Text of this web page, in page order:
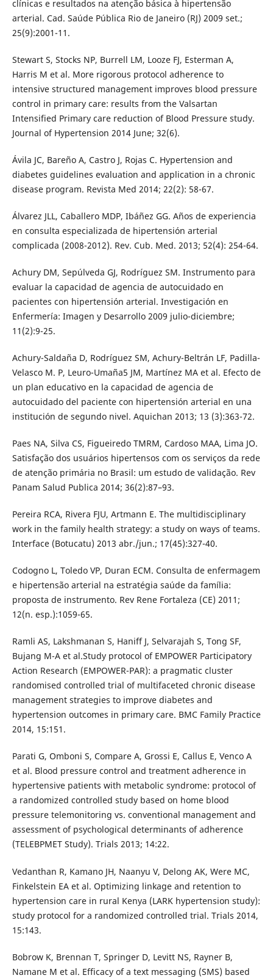
clínicas e resultados na atenção básica à hipertensão
arterial. Cad. Saúde Pública Rio de Janeiro (RJ) 2009 set.;
25(9):2001-11.
Stewart S, Stocks NP, Burrell LM, Looze FJ, Esterman A,
Harris M et al. More rigorous protocol adherence to
intensive structured management improves blood pressure
control in primary care: results from the Valsartan
Intensified Primary care reduction of Blood Pressure study.
Journal of Hypertension 2014 June; 32(6).
Ávila JC, Bareño A, Castro J, Rojas C. Hypertension and
diabetes guidelines evaluation and application in a chronic
disease program. Revista Med 2014; 22(2): 58-67.
Álvarez JLL, Caballero MDP, Ibáñez GG. Años de experiencia
en consulta especializada de hipertensión arterial
complicada (2008-2012). Rev. Cub. Med. 2013; 52(4): 254-64.
Achury DM, Sepúlveda GJ, Rodríguez SM. Instrumento para
evaluar la capacidad de agencia de autocuidado en
pacientes con hipertensión arterial. Investigación en
Enfermería: Imagen y Desarrollo 2009 julio-diciembre;
11(2):9-25.
Achury-Saldaña D, Rodríguez SM, Achury-Beltrán LF, Padilla-
Velasco M. P, Leuro-Umaña5 JM, Martínez MA et al. Efecto de
un plan educativo en la capacidad de agencia de
autocuidado del paciente con hipertensión arterial en una
institución de segundo nivel. Aquichan 2013; 13 (3):363-72.
Paes NA, Silva CS, Figueiredo TMRM, Cardoso MAA, Lima JO.
Satisfação dos usuários hipertensos com os serviços da rede
de atenção primária no Brasil: um estudo de validação. Rev
Panam Salud Publica 2014; 36(2):87–93.
Pereira RCA, Rivera FJU, Artmann E. The multidisciplinary
work in the family health strategy: a study on ways of teams.
Interface (Botucatu) 2013 abr./jun.; 17(45):327-40.
Codogno L, Toledo VP, Duran ECM. Consulta de enfermagem
e hipertensão arterial na estratégia saúde da família:
proposta de instrumento. Rev Rene Fortaleza (CE) 2011;
12(n. esp.):1059-65.
Ramli AS, Lakshmanan S, Haniff J, Selvarajah S, Tong SF,
Bujang M-A et al.Study protocol of EMPOWER Participatory
Action Research (EMPOWER-PAR): a pragmatic cluster
randomised controlled trial of multifaceted chronic disease
management strategies to improve diabetes and
hypertension outcomes in primary care. BMC Family Practice
2014, 15:151.
Parati G, Omboni S, Compare A, Grossi E, Callus E, Venco A
et al. Blood pressure control and treatment adherence in
hypertensive patients with metabolic syndrome: protocol of
a randomized controlled study based on home blood
pressure telemonitoring vs. conventional management and
assessment of psychological determinants of adherence
(TELEBPMET Study). Trials 2013; 14:22.
Vedanthan R, Kamano JH, Naanyu V, Delong AK, Were MC,
Finkelstein EA et al. Optimizing linkage and retention to
hypertension care in rural Kenya (LARK hypertension study):
study protocol for a randomized controlled trial. Trials 2014,
15:143.
Bobrow K, Brennan T, Springer D, Levitt NS, Rayner B,
Namane M et al. Efficacy of a text messaging (SMS) based